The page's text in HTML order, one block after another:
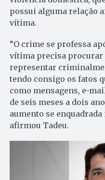
possui alguma relação
vítima.
“O crime se professa
vítima precisa procurar
representar
tendo consigo os fatos
como mensagens, e-
de seis meses a dois
aumento se enquadrada
afirmou Tadeu.